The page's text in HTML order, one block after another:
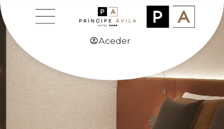
Aceder